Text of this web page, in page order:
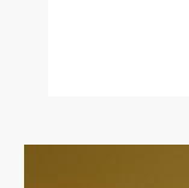
modifiée par
relative à
11.